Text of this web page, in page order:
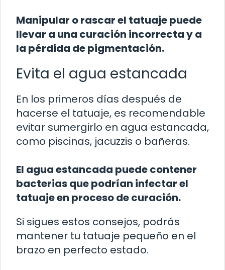
Manipular o rascar el tatuaje puede
llevar a una curación incorrecta y a
la pérdida de pigmentación.
Evita el agua estancada
En los primeros días después de
hacerse el tatuaje, es recomendable
evitar sumergirlo en agua estancada,
como piscinas, jacuzzis o bañeras.
El agua estancada puede contener
bacterias que podrían infectar el
tatuaje en proceso de curación.
Si sigues estos consejos, podrás
mantener tu tatuaje pequeño en el
brazo en perfecto estado.